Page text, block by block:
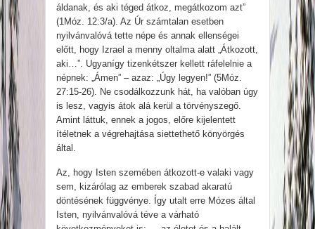
áldanak, és aki téged átkoz, megátkozom azt”
(1Móz. 12:3/a). Az Úr számtalan esetben
nyilvánvalóvá tette népe és annak ellenségei
előtt, hogy Izrael a menny oltalma alatt „Átkozott,
aki…”. Ugyanígy tizenkétszer kellett ráfelelnie a
népnek: „Ámen” – azaz: „Úgy legyen!” (5Móz.
27:15-26). Ne csodálkozzunk hát, ha valóban úgy
is lesz, vagyis átok alá kerül a törvényszegő.
Amint láttuk, ennek a jogos, előre kijelentett
ítéletnek a végrehajtása siettethető könyörgés
által.
Az, hogy Isten szemében átkozott-e valaki vagy
sem, kizárólag az emberek szabad akaratú
döntésének függvénye. Így utalt erre Mózes által
Isten, nyilvánvalóvá téve a várható